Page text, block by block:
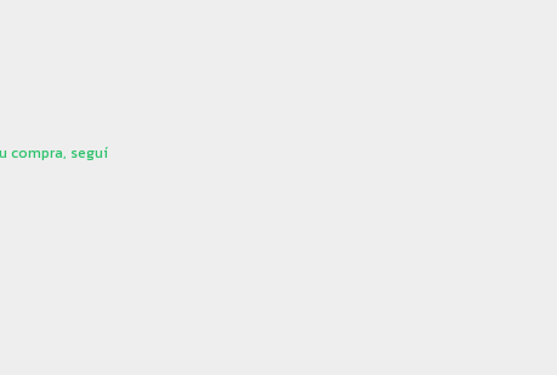
compra, seguí